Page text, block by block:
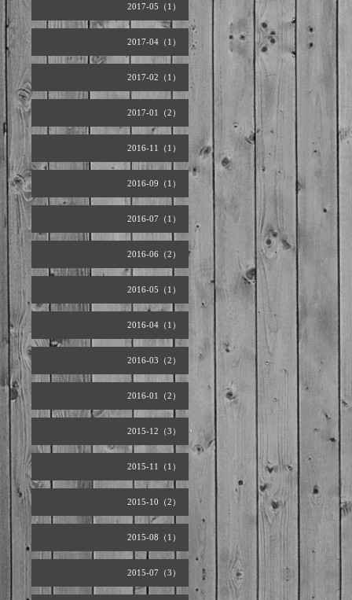
2017-05（1）
2017-04（1）
2017-02（1）
2017-01（2）
2016-11（1）
2016-09（1）
2016-07（1）
2016-06（2）
2016-05（1）
2016-04（1）
2016-03（2）
2016-01（2）
2015-12（3）
2015-11（1）
2015-10（2）
2015-08（1）
2015-07（3）